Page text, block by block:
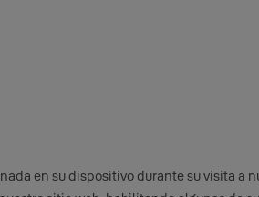
en su dispositivo durante su visita a